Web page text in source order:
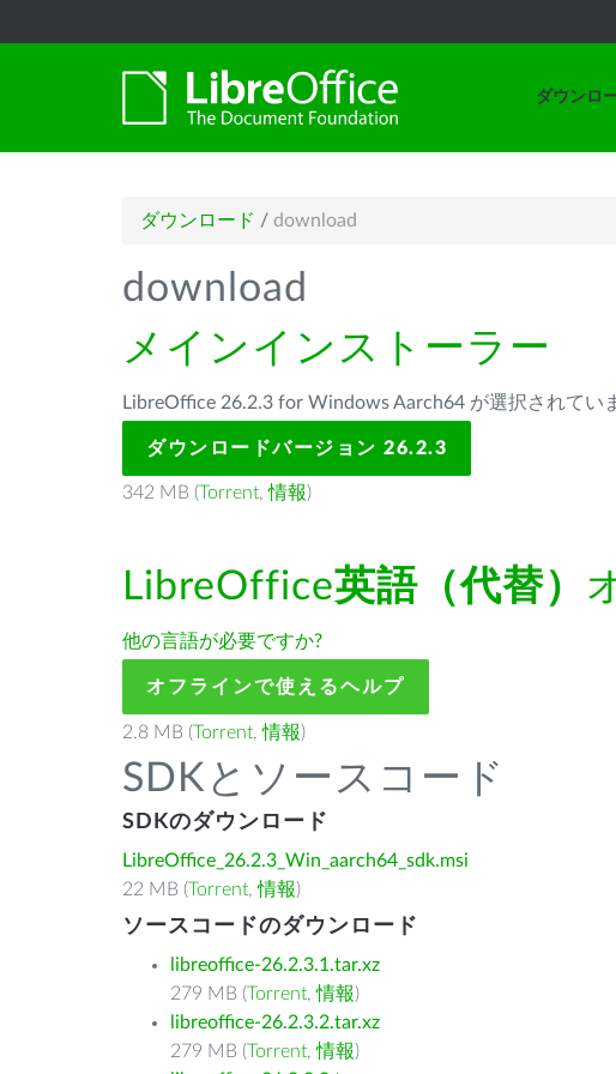
ダウンロ
ダウンロード / download
download
メインインストーラー
LibreOffice 26.2.3 for Windows Aarch64 が選択されてい
ダウンロードバージョン 26.2.3
342 MB (Torrent,情報)
LibreOffice英語（代替）
他の言語が必要ですか?
オフラインで使えるヘルプ
2.8 MB (Torrent,情報)
SDKとソースコード
SDKのダウンロード
LibreOffice_26.2.3_Win_aarch64_sdk.msi
22 MB (Torrent,情報)
ソースコードのダウンロード
libreoffice-26.2.3.1.tar.xz
279 MB (Torrent,情報)
libreoffice-26.2.3.2.tar.xz
279 MB (Torrent,情報)